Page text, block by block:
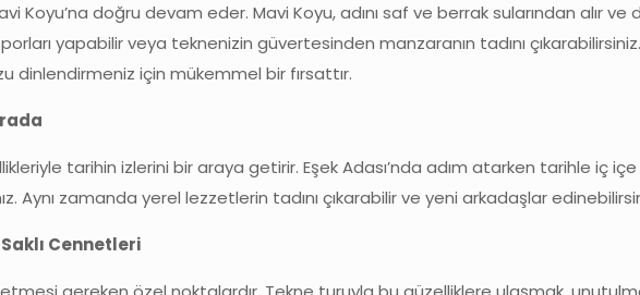
Koyu’na doğru devam eder. Mavi Koyu, adını saf ve berrak sularından alır
yapabilir veya teknenizin güvertesinden manzaranın tadını
dinlendirmeniz için mükemmel bir fırsattır.
tarihin izlerini bir araya getirir. Eşek Adası’nda adım atarken tarihle iç
Aynı zamanda yerel lezzetlerin tadını çıkarabilir ve yeni arkadaşlar
Saklı Cennetleri